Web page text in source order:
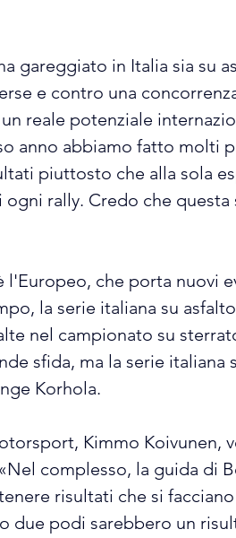
gareggiato in Italia sia su
e contro una
reale potenziale
anno abbiamo fatto molti
piuttosto che alla sola
rally. Credo che questa
l'Europeo, che porta nuovi
la serie italiana su
nel campionato su
sfida, ma la serie
Korhola.
Kimmo Koivunen,
complesso, la guida di
risultati che si
due podi sarebbero un